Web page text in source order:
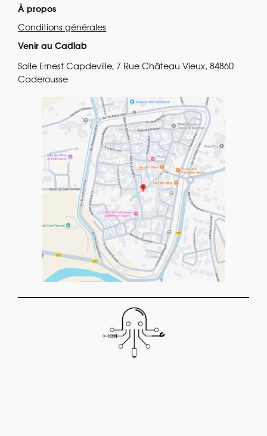
À propos
Conditions générales
Venir au Cadlab
Salle Ernest Capdeville, 7 Rue Château Vieux, 84860
Caderousse